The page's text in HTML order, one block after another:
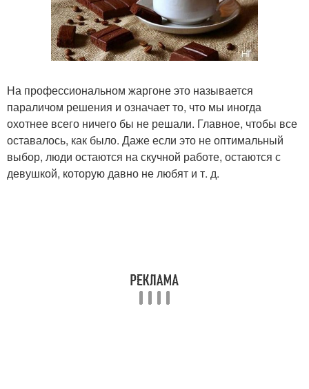
На профессиональном жаргоне это называется
параличом решения и означает то, что мы иногда
охотнее всего ничего бы не решали. Главное, чтобы все
оставалось, как было. Даже если это не оптимальный
выбор, люди остаются на скучной работе, остаются с
девушкой, которую давно не любят и т. д.